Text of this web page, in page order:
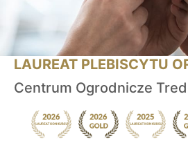
LAUREAT PLEBISCYTU
Centrum Ogrodnicze